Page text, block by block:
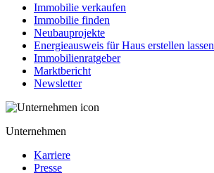
Immobilie verkaufen
Immobilie finden
Neubauprojekte
Energieausweis für Haus erstellen lassen
Immobilienratgeber
Marktbericht
Newsletter
Unternehmen
Karriere
Presse